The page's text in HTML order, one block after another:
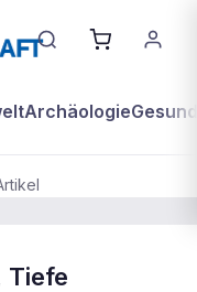
Archäologie
Tiefe